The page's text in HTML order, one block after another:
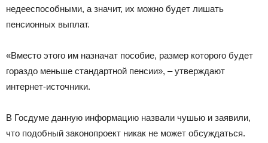
недееспособными, а значит, их можно будет лишать
пенсионных выплат.
«Вместо этого им назначат пособие, размер которого будет
гораздо меньше стандартной пенсии», – утверждают
интернет-источники.
В Госдуме данную информацию назвали чушью и заявили,
что подобный законопроект никак не может обсуждаться.